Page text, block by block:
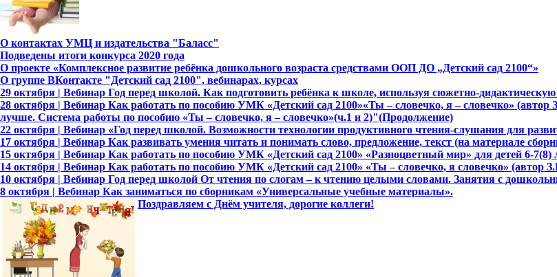
О контактах УМЦ и издательства "Баласс"
Подведены итоги конкурса 2020 года
О проекте «Комплексное развитие ребёнка дошкольного возраста средствами ООП ДО „Детский сад 2100“»
О группе ВКонтакте "Детский сад 2100", вебинарах, курсах
29 октября | Вебинар Год перед школой. Как подготовить ребёнка к школе, используя сюжетно-
28 октября | Вебинар Как работать по пособию УМК «Детский сад 2100»«Ты – словечко, я – словечко»
лучше. Система работы по пособию «Ты – словечко, я – словечко»(ч.1 и 2)"(Продолжение)
22 октября | Вебинар «Год перед школой. Возможности технологии продуктивного чтения-слушания для
17 октября | Вебинар Как развивать умения читать и понимать слово, предложение, текст (на материале
15 октября | Вебинар Как работать по пособию УМК «Детский сад 2100» «Разноцветный мир» для детей 6-
14 октября | Вебинар Как работать по пособию УМК «Детский сад 2100» «Ты – словечко, я словечко» (автор
10 октября | Вебинар Год перед школой От чтения по слогам – к чтению целыми словами. Занятия с
8 октября | Вебинар Как заниматься по сборникам «Универсальные учебные материалы».
Поздравляем с Днём учителя, дорогие коллеги!